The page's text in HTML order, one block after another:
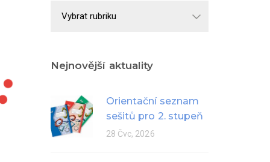
Nejnovější aktuality
Orientační seznam
sešitů pro 2. stupeň
28 Čvc, 2026